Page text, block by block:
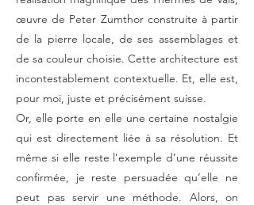
œuvre de Peter Zumthor construite à partir
de la pierre locale, de ses assemblages et
de sa couleur choisie. Cette architecture est
incontestablement contextuelle. Et, elle est,
pour moi, juste et précisément suisse.
Or, elle porte en elle une certaine nostalgie
qui est directement liée à sa résolution. Et
même si elle reste l’exemple d’une réussite
confirmée, je reste persuadée qu’elle ne
peut pas servir une méthode. Alors, on